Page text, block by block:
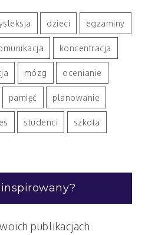
dzieci egzaminy
koncentracja
mózg ocenianie
pamięć planowanie
studenci szkoła
publikacjach